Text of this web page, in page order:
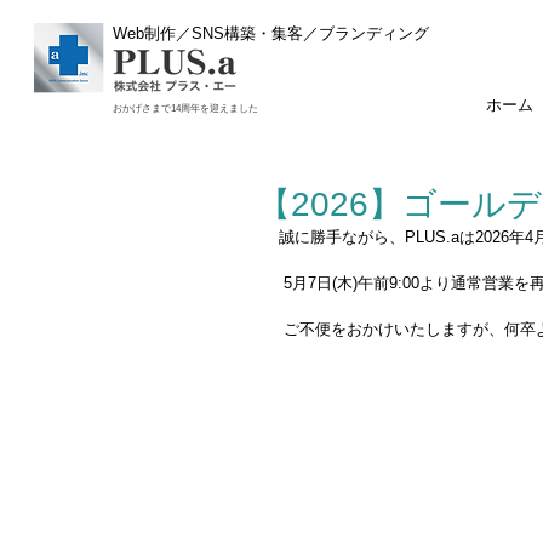
Web制作／SNS構築・集客／ブランディング
おかげさまで14周年を迎えました ホーム
【2026】ゴール
誠に勝手ながら、PLUS.aは2026年4
5月7日(木)午前9:00より通常営業を
ご不便をおかけいたしますが、何